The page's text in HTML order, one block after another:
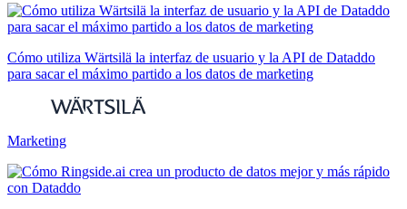
Cómo utiliza Wärtsilä la interfaz de usuario y la API de Dataddo
para sacar el máximo partido a los datos de marketing
Marketing